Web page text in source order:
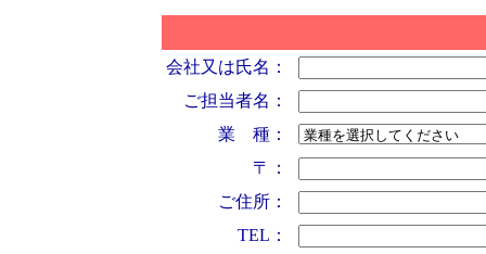
会社又は氏名：
ご担当者名：
業 種：
〒：
ご住所：
TEL：